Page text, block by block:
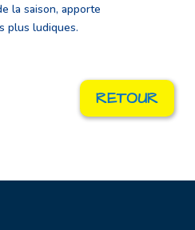
la saison, apporte
plus ludiques.
RETOUR